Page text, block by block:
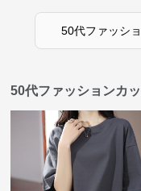
50代ファッシ
50代ファッションカ